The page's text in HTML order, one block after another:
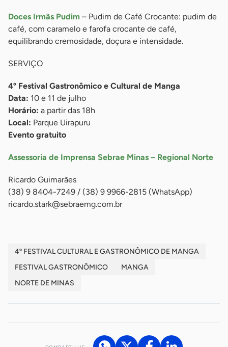
Doces Irmãs Pudim – Pudim de Café Crocante: pudim de
café, com caramelo e farofa crocante de café,
equilibrando cremosidade, doçura e intensidade.
SERVIÇO
4º Festival Gastronômico e Cultural de Manga
Data: 10 e 11 de julho
Horário: a partir das 18h
Local: Parque Uirapuru
Evento gratuito
Assessoria de Imprensa Sebrae Minas – Regional Norte
Ricardo Guimarães
(38) 9 8404-7249 / (38) 9 9966-2815 (WhatsApp)
ricardo.stark@sebraemg.com.br
4º FESTIVAL CULTURAL E GASTRONÔMICO DE MANGA
FESTIVAL GASTRONÔMICO
MANGA
NORTE DE MINAS